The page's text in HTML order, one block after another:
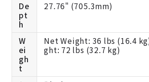
De
pt
h
27.76" (705.3mm)
W
ei
gh
t
Net Weight: 36 lbs (16.4
ght: 72 lbs (32.7 kg)